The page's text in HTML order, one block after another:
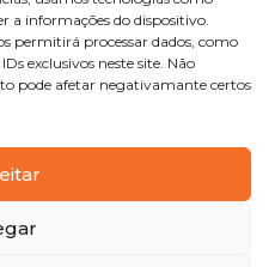
a informações do dispositivo.
permitirá processar dados, como
exclusivos neste site. Não
pode afetar negativamante certos
Clara
. Todos os direitos
|Termos e condições
Agency